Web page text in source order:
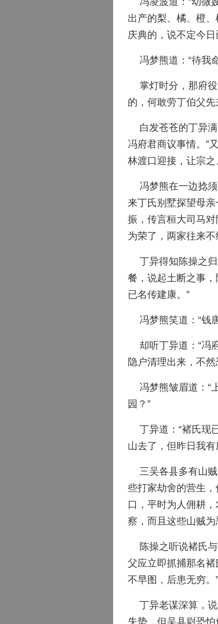
出产的梨、橘、橙
庆典的，说不定今
冯梦熊道：“待我
掌灯时分，那府役
的，何敢劳丁伯父先
白发苍苍的丁异满
冯府君商议事情。”
林渡口迎接，让宗
冯梦熊在一边捻须
来丁氏别墅探望母
振，传言桓大司马
为荣了，两家往来不
丁异得知陈操之归
餐，说起土断之事
已名传建康。”
冯梦熊笑道：“钱
却听丁异道：“冯
隐户清理出来，不然
冯梦熊皱眉道：“
园？”
丁异道：“褚氏现
山去了，但昨日我
三吴各县多有山贼
些打家劫舍的营生
口，平时为人佣耕
察，而且这些山贼
陈操之听说褚氏与
父应立即抓捕那名
不早图，后患无穷。”
丁异老谋深算，说
失势，但吴县尉恐